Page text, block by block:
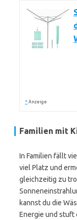
* Anzeige
Familien mit
In Familien fällt
viel Platz und
gleichzeitig zu
kannst du die
Energie und stuft